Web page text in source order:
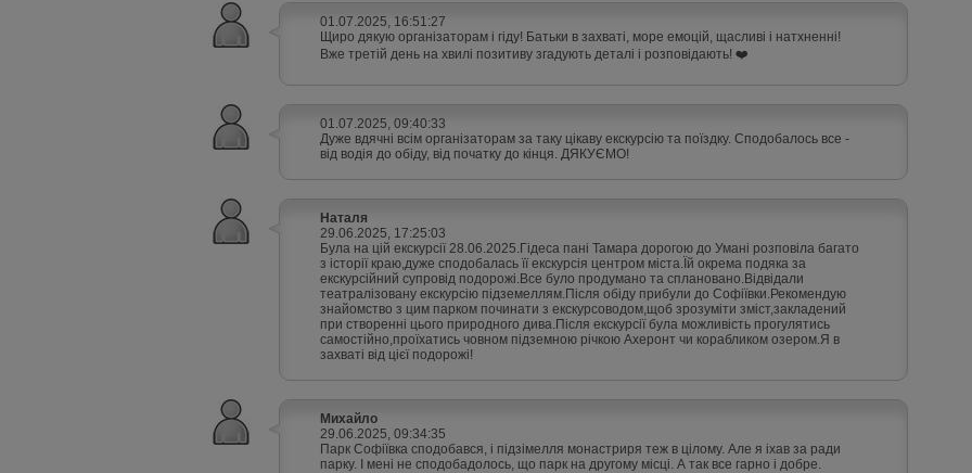
01.07.2025, 16:51:27
Щиро дякую організаторам і гіду! Батьки в захваті, море емоцій, щасливі і натхненні!
Вже третій день на хвилі позитиву згадують деталі і розповідають! ❤️‍
01.07.2025, 09:40:33
Дуже вдячні всім організаторам за таку цікаву екскурсію та поїздку. Сподобалось все -
від водія до обіду, від початку до кінця. ДЯКУЄМО!
Наталя
29.06.2025, 17:25:03
Була на цій екскурсії 28.06.2025.Гідеса пані Тамара дорогою до Умані розповіла багато
з історії краю,дуже сподобалась її екскурсія центром міста.Їй окрема подяка за
екскурсійний супровід подорожі.Все було продумано та сплановано.Відвідали
театралізовану екскурсію підземеллям.Після обіду прибули до Софіївки.Рекомендую
знайомство з цим парком починати з екскурсоводом,щоб зрозуміти зміст,закладений
при створенні цього природного дива.Після екскурсії була можливість прогулятись
самостійно,проїхатись човном підземною річкою Ахеронт чи корабликом озером.Я в
захваті від цієї подорожі!
Михайло
29.06.2025, 09:34:35
Парк Софіївка сподобався, і підзімелля монастриря теж в цілому. Але я іхав за ради
парку. І мені не сподобадолось, що парк на другому місці. А так все гарно і добре.